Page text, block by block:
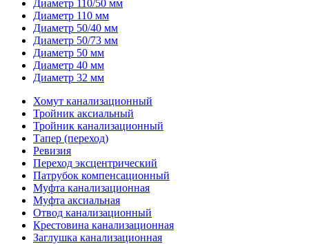
Диаметр 110/50 мм
Диаметр 110 мм
Диаметр 50/40 мм
Диаметр 50/73 мм
Диаметр 50 мм
Диаметр 40 мм
Диаметр 32 мм
Хомут канализационный
Тройник аксиальный
Тройник канализационный
Тапер (переход)
Ревизия
Переход эксцентрический
Патрубок компенсационный
Муфта канализационная
Муфта аксиальная
Отвод канализационный
Крестовина канализационная
Заглушка канализационная